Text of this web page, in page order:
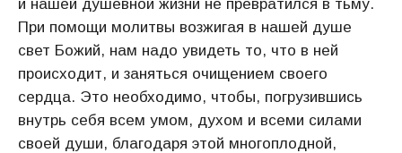
и нашей душевной жизни не превратился в тьму.
При помощи молитвы возжигая в нашей душе
свет Божий, нам надо увидеть то, что в ней
происходит, и заняться очищением своего
сердца. Это необходимо, чтобы, погрузившись
внутрь себя всем умом, духом и всеми силами
своей души, благодаря этой многоплодной,